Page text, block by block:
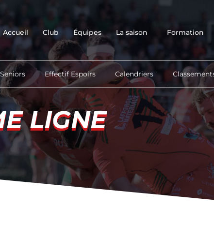
Accueil Club Équipes La saison Formation
Effectif Espoirs Calendriers
LIGNE
LIGNE
Accueil
La saison
Formation
Entreprises
Contact
Boutique